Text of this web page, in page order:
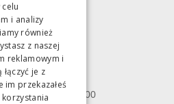
24/26 Hala 100
Warszawa
- piątek 10:00 - 18:00
i analizy
również
z naszej
reklamowym i
je z
przekazałeś